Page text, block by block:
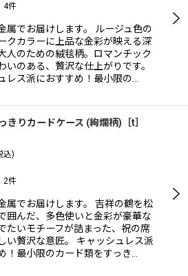
4件
属でお届けします。 ルージュ色の
クカラーに上品な金彩が映える深
人のための絨毯柄。ロマンチック
いのある、贅沢な仕上がりです。
レス派におすすめ！最小限の…
きりカードケース (絢爛柄)［t］
込)
2件
属でお届けします。 吉祥の鶴を松
囲んだ、多色使いと金彩が豪華な
たいモチーフが詰まった、祝の席
い贅沢な意匠。 キャッシュレス派
！最小限のカード類をすっき…